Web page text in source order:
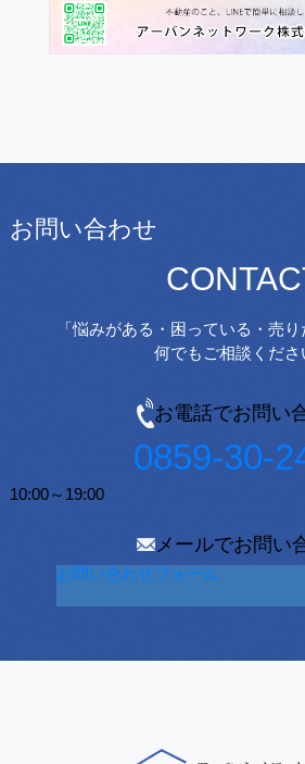
お問い合わせ
「悩みがある・困っている・売り
何でもご相談くださ
お電話でお問い
0859-30-
10:00～19:00
メールでお問い
お問い合わせフォーム